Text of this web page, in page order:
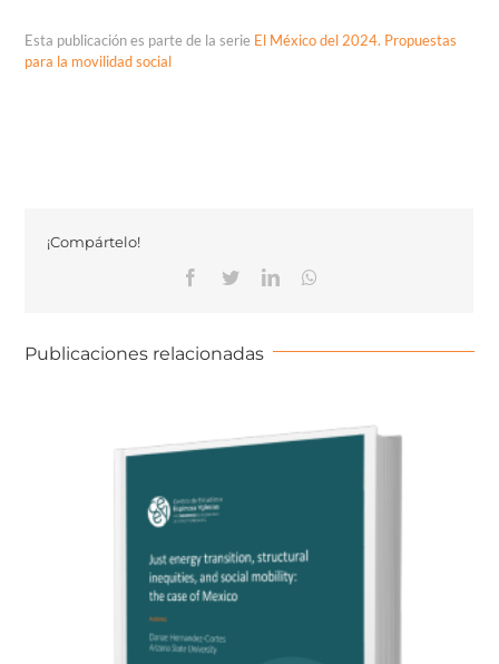
Esta publicación es parte de la serie El México del 2024. Propuestas
para la movilidad social
¡Compártelo!
Publicaciones relacionadas